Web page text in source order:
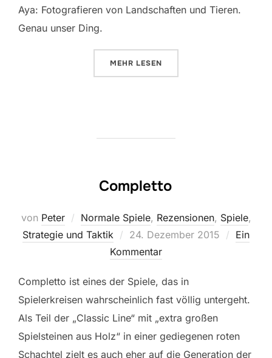
Aya: Fotografieren von Landschaften und Tieren.
Genau unser Ding.
MEHR ÜBER „AYA“
LESEN
Completto
von Peter Normale Spiele, Rezensionen, Spiele,
Strategie und Taktik
Veröffentlicht
am
24. Dezember 2015
Ein
Kommentar
Completto ist eines der Spiele, das in
Spielerkreisen wahrscheinlich fast völlig untergeht.
Als Teil der „Classic Line“ mit „extra großen
Spielsteinen aus Holz“ in einer gediegenen roten
Schachtel zielt es auch eher auf die Generation der